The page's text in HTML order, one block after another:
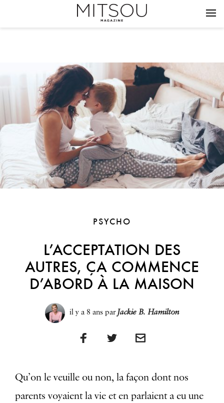
PSYCHO
L’ACCEPTATION DES
AUTRES, ÇA COMMENCE
D’ABORD À LA MAISON
il y a 8 ansparJackie B. Hamilton
Qu’on le veuille ou non, la façon dont nos
parents voyaient la vie et en parlaient a eu une